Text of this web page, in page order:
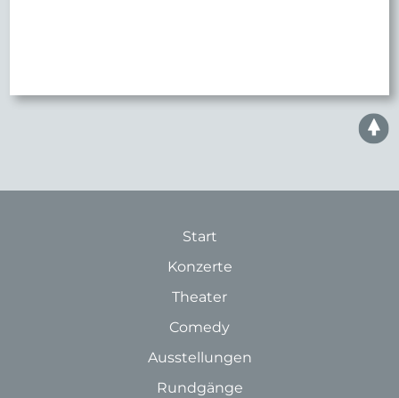
Start
Konzerte
Theater
Comedy
Ausstellungen
Rundgänge